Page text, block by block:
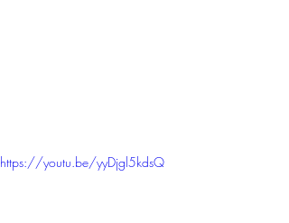
https://youtu.be/yyDjgl5kdsQ